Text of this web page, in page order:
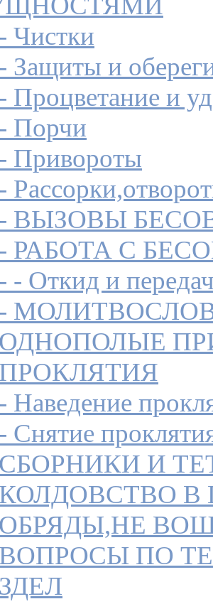
Чистки­
Защиты и
Процветание и
Порчи
Привороты
ВЫЗОВЫ
РАБОТА С
- Откид и
ОДНОПОЛЫЕ
ПРОКЛЯТИЯ
Наведение
Снятие
СБОРНИКИ И
КОЛДОВСТВО В
ОБРЯДЫ,НЕ
ВОПРОСЫ ПО